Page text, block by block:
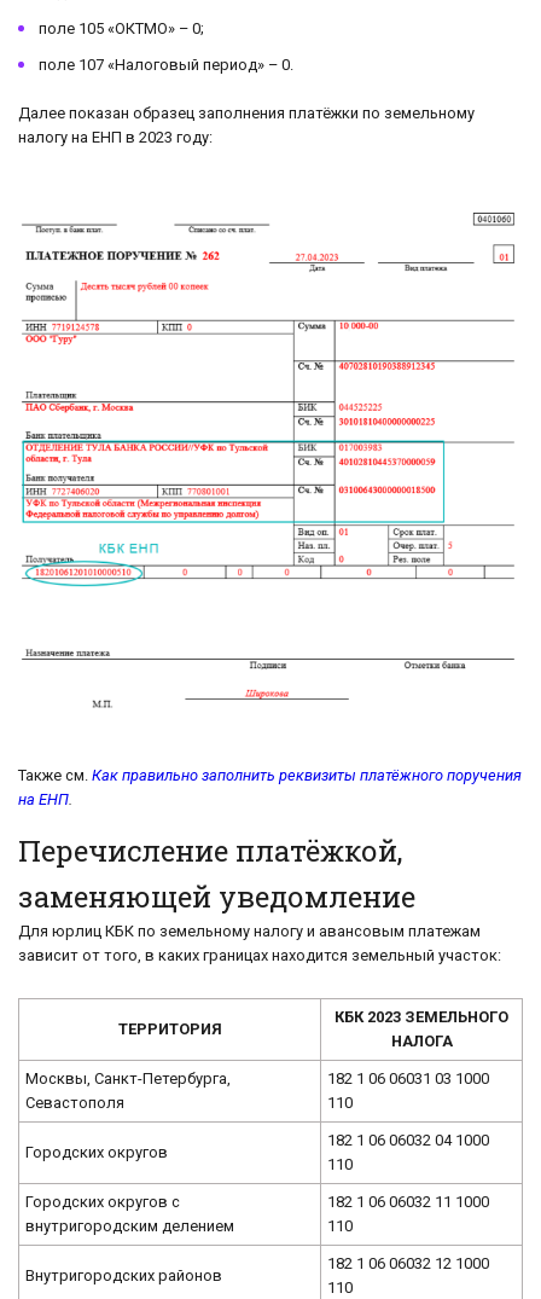
поле 105 «ОКТМО» – 0;
поле 107 «Налоговый период» – 0.
Далее показан образец заполнения платёжки по земельному
налогу на ЕНП в 2023 году:
Также см. Как правильно заполнить реквизиты платёжного поручения
на ЕНП.
Перечисление платёжкой,
заменяющей уведомление
Для юрлиц КБК по земельному налогу и авансовым платежам
зависит от того, в каких границах находится земельный участок:
ТЕРРИТОРИЯ
КБК 2023 ЗЕМЕЛЬНОГО
НАЛОГА
Москвы, Санкт-Петербурга,
Севастополя
182 1 06 06031 03 1000
110
Городских округов
182 1 06 06032 04 1000
110
Городских округов с
внутригородским делением
182 1 06 06032 11 1000
110
Внутригородских районов
182 1 06 06032 12 1000
110